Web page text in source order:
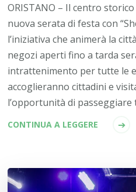
ORISTANO – Il centro
nuova serata di festa con
l’iniziativa che animerà la
negozi aperti fino a tarda
intrattenimento per tutte le
accoglieranno cittadini e
l’opportunità di passeggiare
CONTINUA A LEGGERE